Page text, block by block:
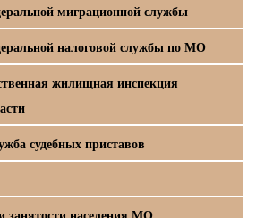
миграционной службы
налоговой службы по МО
жилищная инспекция
судебных приставов